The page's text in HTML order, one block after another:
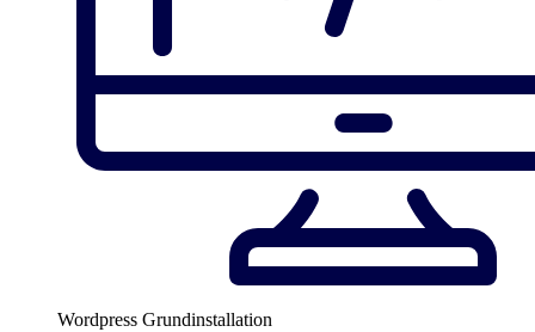
Wordpress Grundinstallation